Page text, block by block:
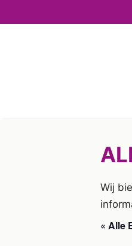
naar
Wij
« Alle